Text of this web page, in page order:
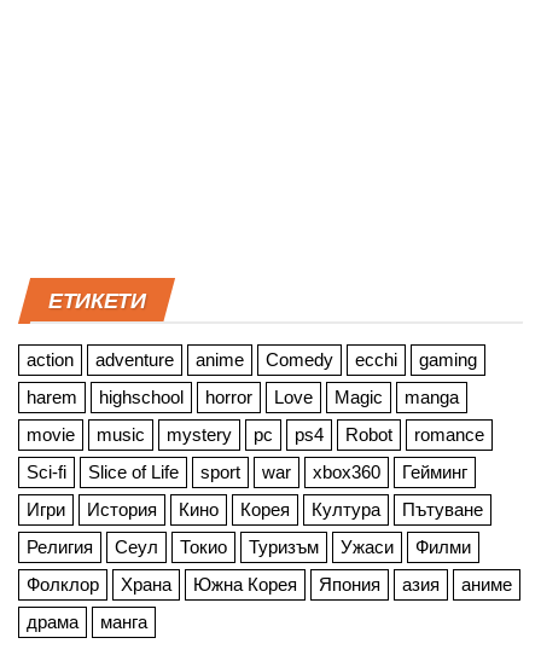
ЕТИКЕТИ
action adventure anime Comedy ecchi
gaming
harem
highschool horror Love Magic
manga
movie
music mystery pc ps4 Robot
romance
Sci-fi
Slice of Life sport war xbox360
Гейминг
Игри
История Кино Корея Култура
Пътуване
Религия
Сеул Токио Туризъм Ужаси
Филми
Фолклор
Храна Южна Корея Япония азия
аниме
драма
манга